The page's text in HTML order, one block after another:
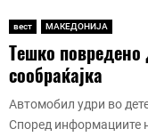
вест МАКЕДОНИЈА
Тешко повредено
сообраќајка
Автомобил удри во
Според информациите